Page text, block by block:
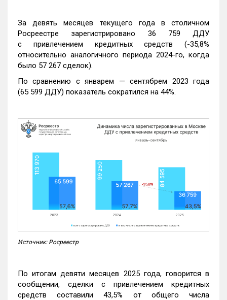
За девять месяцев текущего года в столичном
Росреестре зарегистрировано 36 759 ДДУ
с привлечением кредитных средств (-35,8%
относительно аналогичного периода 2024-го, когда
было 57 267 сделок).
По сравнению с январем — сентябрем 2023 года
(65 599 ДДУ) показатель сократился на 44%.
Источник: Росреестр
По итогам девяти месяцев 2025 года, говорится в
сообщении, сделки с привлечением кредитных
средств составили 43,5% от общего числа